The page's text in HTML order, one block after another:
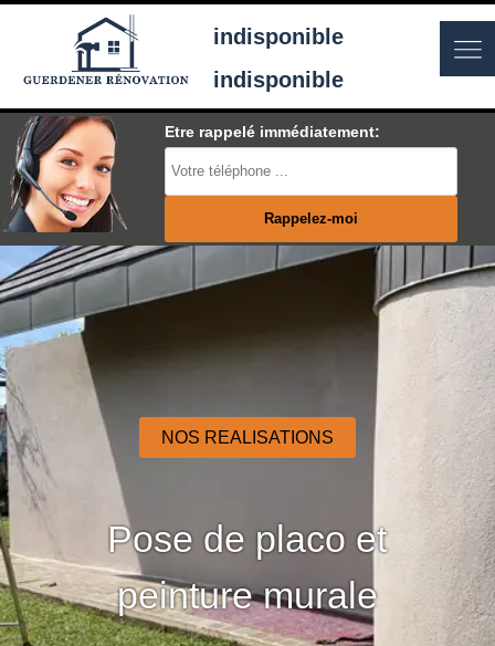
indisponible
indisponible
Etre rappelé immédiatement:
NOS REALISATIONS
Pose de placo et
peinture murale